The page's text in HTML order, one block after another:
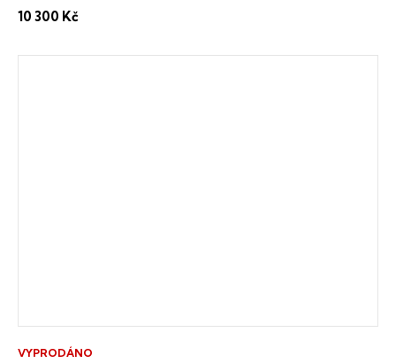
10 300 Kč
VYPRODÁNO